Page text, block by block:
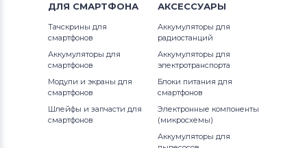
Аккумуляторы для ноутбуковApple
Все бренды
Аккумуляторы для ноутбуковLG
Аккумуляторы для ноутбуков
Samsung
Аккумуляторы для ноутбуковUniwill
80100 Series
HAIER
ДЛЯ СМАРТФОНА
Тачскрины для
смартфонов
Аккумуляторы для
смартфонов
Модули и экраны для
смартфонов
Шлейфы и запчасти для
смартфонов
АКСЕССУАРЫ
Аккумуляторы для
радиостанций
Аккумуляторы для
электротранспорта
Блоки питания для
смартфонов
Электронные компоненты
(микросхемы)
Аккумуляторы для